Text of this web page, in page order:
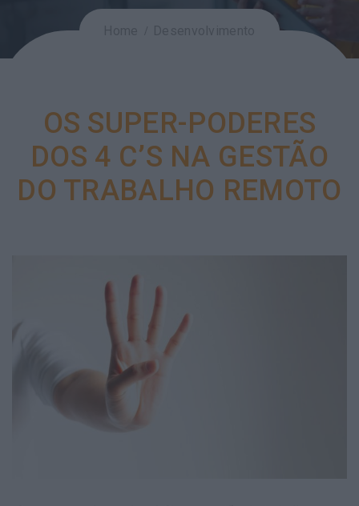
OS SUPER-PODERES
DOS 4 C’S NA GESTÃO
DO TRABALHO REMOTO